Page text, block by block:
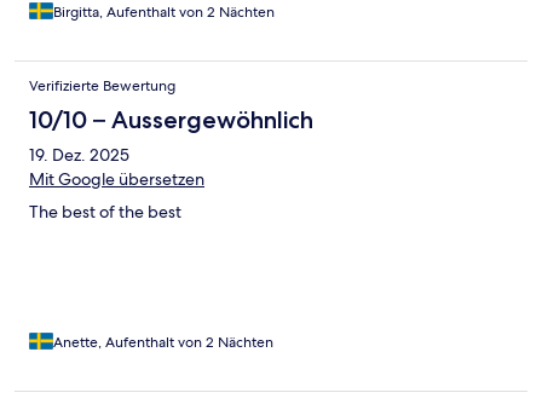
Birgitta, Aufenthalt von 2 Nächten
Verifizierte Bewertung
10/10 – Aussergewöhnlich
19. Dez. 2025
Mit Google übersetzen
The best of the best
Anette, Aufenthalt von 2 Nächten